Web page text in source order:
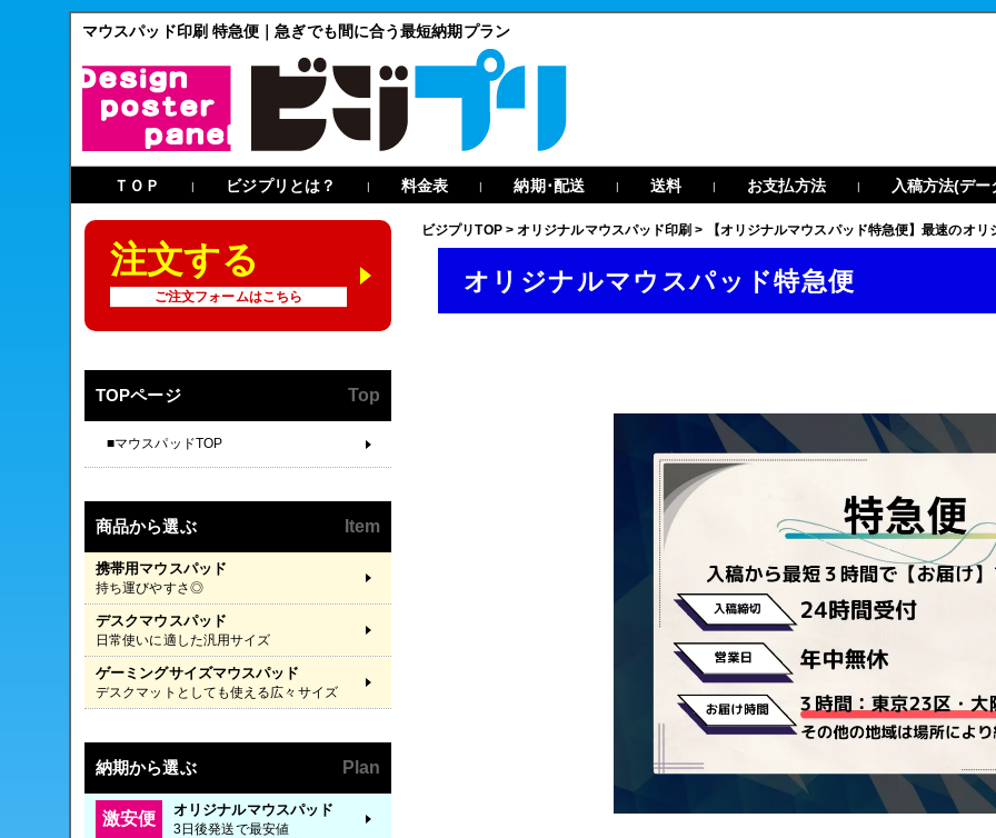
マウスパッド印刷 特急便｜急ぎでも間に合う最短納期プラン
ＴＯＰ | ビジプリとは？ | 料金表 | 納期･配送 | 送料 | お支払方法 | 入稿方法(デー
ビジプリTOP >オリジナルマウスパッド印刷 > 【オリジナルマウスパッド特急便】最速のオ
オリジナルマウスパッド特急便
注文する
ご注文フォームはこちら
TOPページ Top
■マウスパッドTOP
商品から選ぶ Item
携帯用マウスパッド
持ち運びやすさ◎
デスクマウスパッド
日常使いに適した汎用サイズ
ゲーミングサイズマウスパッド
デスクマットとしても使える広々サイズ
納期から選ぶ Plan
激安便 オリジナルマウスパッド
3日後発送で最安値